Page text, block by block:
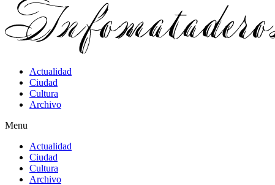
Actualidad
Ciudad
Cultura
Archivo
Menu
Actualidad
Ciudad
Cultura
Archivo